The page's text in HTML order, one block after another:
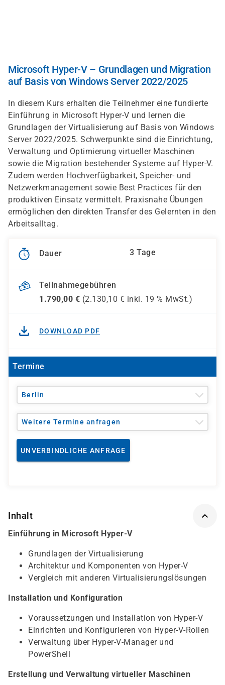
Microsoft Hyper-V – Grundlagen und Migration
auf Basis von Windows Server 2022/2025
In diesem Kurs erhalten die Teilnehmer eine fundierte
Einführung in Microsoft Hyper-V und lernen die
Grundlagen der Virtualisierung auf Basis von Windows
Server 2022/2025. Schwerpunkte sind die Einrichtung,
Verwaltung und Optimierung virtueller Maschinen
sowie die Migration bestehender Systeme auf Hyper-V.
Zudem werden Hochverfügbarkeit, Speicher- und
Netzwerkmanagement sowie Best Practices für den
produktiven Einsatz vermittelt. Praxisnahe Übungen
ermöglichen den direkten Transfer des Gelernten in den
Arbeitsalltag.
Dauer 3 Tage
Teilnahmegebühren
1.790,00 € (2.130,10 € inkl. 19 % MwSt.)
DOWNLOAD PDF
Termine
Berlin
Weitere Termine anfragen
UNVERBINDLICHE ANFRAGE
Inhalt
Einführung in Microsoft Hyper-V
Grundlagen der Virtualisierung
Architektur und Komponenten von Hyper-V
Vergleich mit anderen Virtualisierungslösungen
Installation und Konfiguration
Voraussetzungen und Installation von Hyper-V
Einrichten und Konfigurieren von Hyper-V-Rollen
Verwaltung über Hyper-V-Manager und
PowerShell
Erstellung und Verwaltung virtueller Maschinen